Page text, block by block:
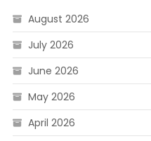
August 2026
July 2026
June 2026
May 2026
April 2026